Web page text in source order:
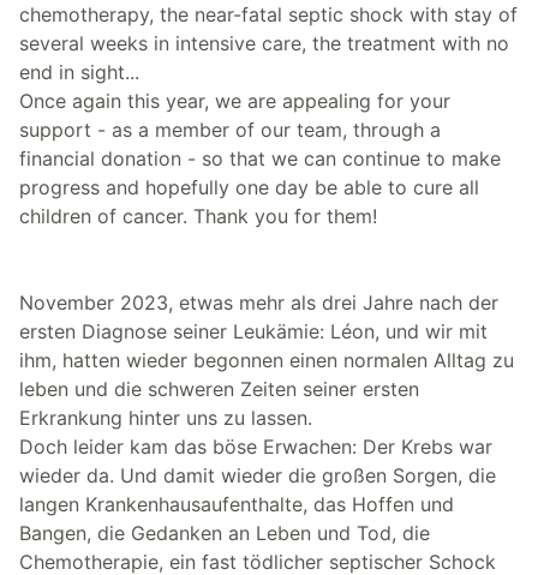
chemotherapy, the near-fatal septic shock with stay of
several weeks in intensive care, the treatment with no
end in sight...
Once again this year, we are appealing for your
support - as a member of our team, through a
financial donation - so that we can continue to make
progress and hopefully one day be able to cure all
children of cancer. Thank you for them!
November 2023, etwas mehr als drei Jahre nach der
ersten Diagnose seiner Leukämie: Léon, und wir mit
ihm, hatten wieder begonnen einen normalen Alltag zu
leben und die schweren Zeiten seiner ersten
Erkrankung hinter uns zu lassen.
Doch leider kam das böse Erwachen: Der Krebs war
wieder da. Und damit wieder die großen Sorgen, die
langen Krankenhausaufenthalte, das Hoffen und
Bangen, die Gedanken an Leben und Tod, die
Chemotherapie, ein fast tödlicher septischer Schock